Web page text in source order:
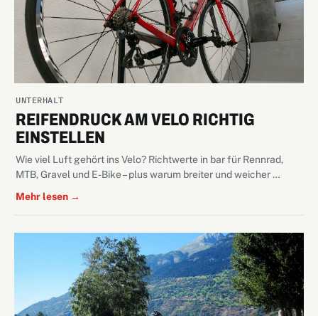
UNTERHALT
REIFENDRUCK AM VELO RICHTIG
EINSTELLEN
Wie viel Luft gehört ins Velo? Richtwerte in bar für Rennrad,
MTB, Gravel und E-Bike – plus warum breiter und weicher …
Mehr lesen →